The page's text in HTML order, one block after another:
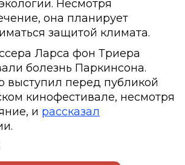
Несмотря
она планирует
защитой климата.
Ларса фон Триера
болезнь Паркинсона.
выступил перед публикой
кинофестивале, несмотря
и рассказал